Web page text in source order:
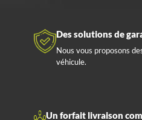
Des solutions de
Nous vous proposons
véhicule.
Un forfait livraison